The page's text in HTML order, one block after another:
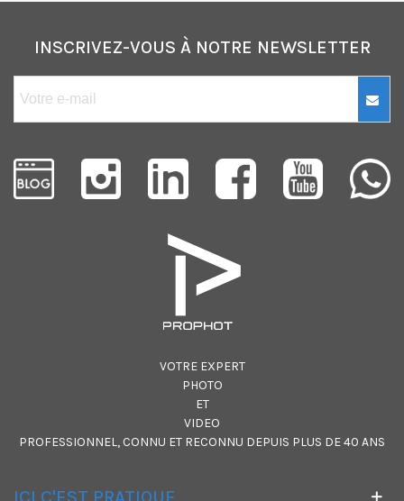
INSCRIVEZ-VOUS À NOTRE NEWSLETTER
VOTRE EXPERT
PHOTO
ET
VIDEO
PROFESSIONNEL, CONNU ET RECONNU DEPUIS PLUS DE 40 ANS
ICI C'EST PRATIQUE